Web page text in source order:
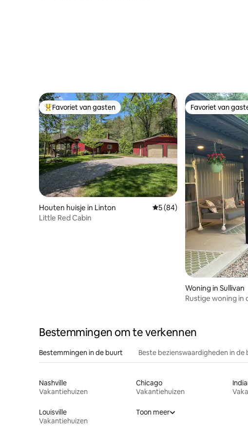
Topfavoriet van gasten
Favoriet van gasten
Houten huisje in Linton Gemiddelde beoordeling
5 (84)
Little Red Cabin
Favoriet van
Favoriet van
Woning in Sullivan
Rustige woning in
Bestemmingen om te verkennen
Bestemmingen in de buurt Beste bezienswaardigheden in de
Nashville
Vakantiehuizen
Chicago
Vakantiehuizen
Louisville
Vakantiehuizen
Toon meer